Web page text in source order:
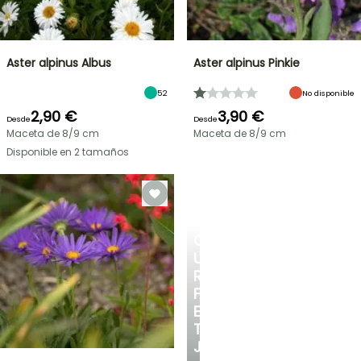
UN
RINCÓN
FRESCO
EN
TU
JARDÍN
Aster alpinus Albus
52
Desde2,90 €
Maceta de 8/9 cm
Disponible en 2 tamaños
Aster alpinus Pinkie
No disponible
Desde3,90 €
Maceta de 8/9 cm